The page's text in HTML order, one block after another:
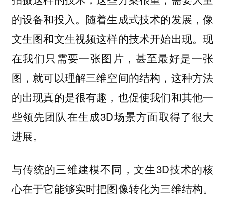
的设备和投入。随着生成式技术的发展，像
文生图和文生视频这样的技术开始出现。现
在我们只需要一张图片，甚至最好是一张
图，就可以理解三维空间的结构，这种方法
的出现真的是很有趣，也促使我们和其他一
些领先团队在生成3D场景方面取得了很大
进展。
与传统的三维建模不同，文生3D技术的核
心在于它能够实时把图像转化为三维结构。